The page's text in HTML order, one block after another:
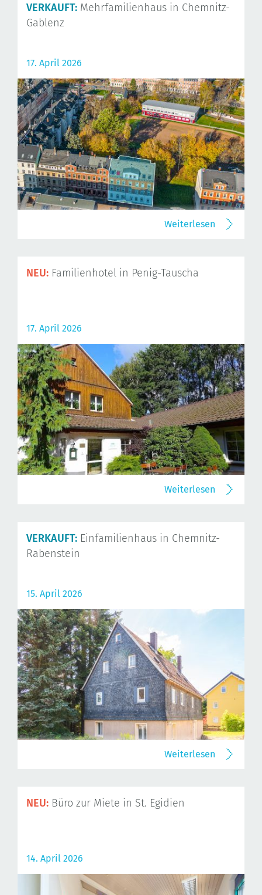
VERKAUFT: Mehrfamilienhaus in Chemnitz-
Gablenz
17. April 2026
Weiterlesen
NEU: Familienhotel in Penig-Tauscha
17. April 2026
Weiterlesen
VERKAUFT: Einfamilienhaus in Chemnitz-
Rabenstein
15. April 2026
Weiterlesen
NEU: Büro zur Miete in St. Egidien
14. April 2026